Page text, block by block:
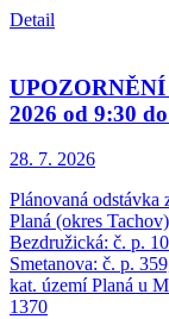
Detail
UPOZORNĚNÍ
2026 od 9:30
28. 7. 2026
Plánovaná
Planá (okres Tachov)
Bezdružická: č. p.
Smetanova: č. p.
kat. území Planá u
1370